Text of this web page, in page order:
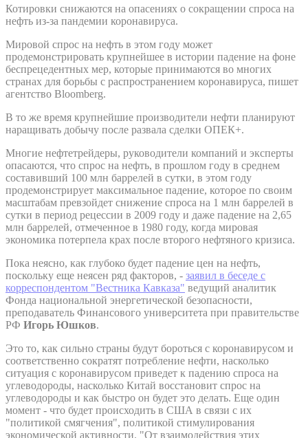
Котировки снижаются на опасениях о сокращении спроса на
нефть из-за пандемии коронавируса.
Мировой спрос на нефть в этом году может
продемонстрировать крупнейшее в истории падение на фоне
беспрецедентных мер, которые принимаются во многих
странах для борьбы с распространением коронавируса, пишет
агентство Bloomberg.
В то же время крупнейшие производители нефти планируют
наращивать добычу после развала сделки ОПЕК+.
Многие нефтетрейдеры, руководители компаний и эксперты
опасаются, что спрос на нефть, в прошлом году в среднем
составивший 100 млн баррелей в сутки, в этом году
продемонстрирует максимальное падение, которое по своим
масштабам превзойдет снижение спроса на 1 млн баррелей в
сутки в период рецессии в 2009 году и даже падение на 2,65
млн баррелей, отмеченное в 1980 году, когда мировая
экономика потерпела крах после второго нефтяного кризиса.
Пока неясно, как глубоко будет падение цен на нефть,
поскольку еще неясен ряд факторов, - заявил в беседе с
корреспондентом "Вестника Кавказа" ведущий аналитик
Фонда национальной энергетической безопасности,
преподаватель Финансового университета при правительстве
РФ Игорь Юшков.
Это то, как сильно страны будут бороться с коронавирусом и
соответственно сократят потребление нефти, насколько
ситуация с коронавирусом приведет к падению спроса на
углеводороды, насколько Китай восстановит спрос на
углеводороды и как быстро он будет это делать. Еще один
момент - что будет происходить в США в связи с их
"политикой смягчения", политикой стимулирования
экономической активности. "От взаимодействия этих